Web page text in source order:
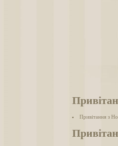
Привітання з